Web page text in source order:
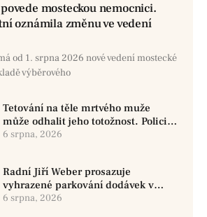
mosteckou nemocnici.
oznámila změnu ve vedení
od 1. srpna 2026 nové vedení mostecké
výběrového
Tetování na těle mrtvého muže
může odhalit jeho totožnost. Policie
žádá o pomoc
6 srpna, 2026
Radní Jiří Weber prosazuje
vyhrazené parkování dodávek v
Chomutově
6 srpna, 2026